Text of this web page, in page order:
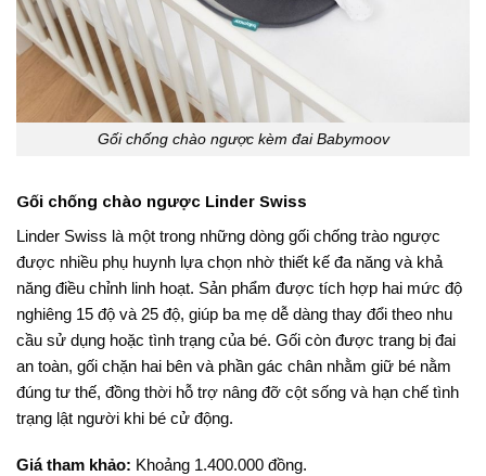
Gối chống chào ngược kèm đai Babymoov
Gối chống chào ngược Linder Swiss
Linder Swiss là một trong những dòng gối chống trào ngược
được nhiều phụ huynh lựa chọn nhờ thiết kế đa năng và khả
năng điều chỉnh linh hoạt. Sản phẩm được tích hợp hai mức độ
nghiêng 15 độ và 25 độ, giúp ba mẹ dễ dàng thay đổi theo nhu
cầu sử dụng hoặc tình trạng của bé. Gối còn được trang bị đai
an toàn, gối chặn hai bên và phần gác chân nhằm giữ bé nằm
đúng tư thế, đồng thời hỗ trợ nâng đỡ cột sống và hạn chế tình
trạng lật người khi bé cử động.
Giá tham khảo: Khoảng 1.400.000 đồng.